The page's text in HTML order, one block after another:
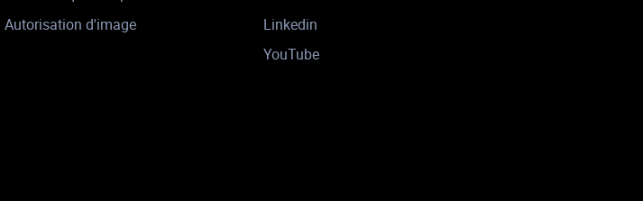
Autorisation d'image
Linkedin
YouTube